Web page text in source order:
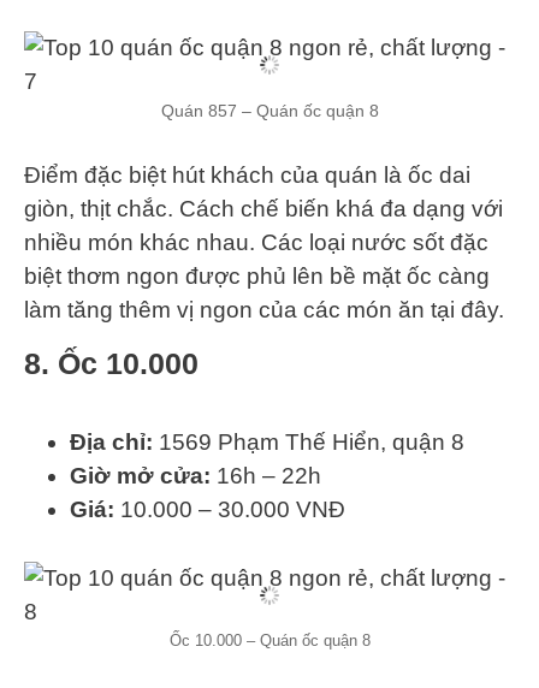
Quán 857 – Quán ốc quận 8
Điểm đặc biệt hút khách của quán là ốc dai
giòn, thịt chắc. Cách chế biến khá đa dạng với
nhiều món khác nhau. Các loại nước sốt đặc
biệt thơm ngon được phủ lên bề mặt ốc càng
làm tăng thêm vị ngon của các món ăn tại đây.
8. Ốc 10.000
Địa chỉ: 1569 Phạm Thế Hiển, quận 8
Giờ mở cửa: 16h – 22h
Giá: 10.000 – 30.000 VNĐ
Ốc 10.000 – Quán ốc quận 8